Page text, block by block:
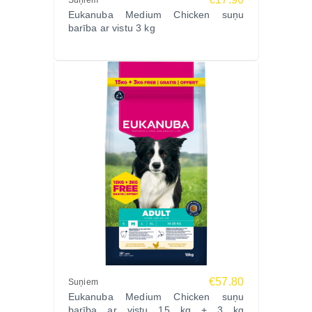
atbalstam.
Pielāgota granulu forma vidēja izmēra suņiem.
Žāvēta vistas un tītara gaļa 25% (tostarp vistas gaļa
18%), svaiga vistas gaļa 16%, mieži, kukurūza,
kvieši, mājputnu tauki, sorgo, auzas, kaltēts biešu
mīkstums 3%, vistas gaļas mērce, minerālvielas
(tostarp nātrija heksametafosfāts 0,35%),
fruktooligosaharīdi 0,25%, kaltētas veselas olas.
Analītiskās sastāvdaļas
Kopproteīni 27%, koptauki 15%, koppelni 6,5%,
kopšķiedrvielas 2,4%, omega-6 taukskābes 2,53%,
omega-3 taukskābes 0,26%, kalcijs 1,3%, fosfors
Uztura piedevas uz 1 kg
Eukanuba Medium Chicken suņu
barība ar vistu 3 kg
Suņiem €57.80
Eukanuba Medium Chicken suņu